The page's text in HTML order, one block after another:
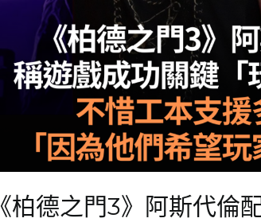
《柏德之門3》阿斯代倫